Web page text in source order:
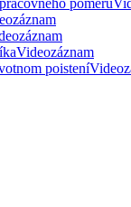
Videozáznam
poistení